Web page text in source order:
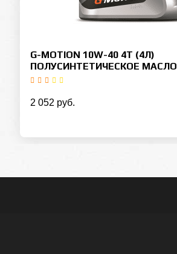
G-MOTION 10W-40 4T (4Л)
ПОЛУСИНТЕТИЧЕСКОЕ МАСЛО
2 052 руб.